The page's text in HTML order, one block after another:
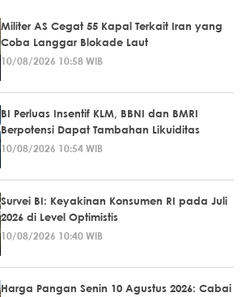
Militer AS Cegat 55 Kapal Terkait Iran yang
Coba Langgar Blokade Laut
10/08/2026 10:58 WIB
BI Perluas Insentif KLM, BBNI dan BMRI
Berpotensi Dapat Tambahan Likuiditas
10/08/2026 10:54 WIB
Survei BI: Keyakinan Konsumen RI pada Juli
2026 di Level Optimistis
10/08/2026 10:40 WIB
Harga Pangan Senin 10 Agustus 2026: Cabai